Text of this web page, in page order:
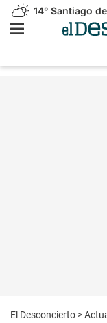
14° Santiago
El Desconcierto >